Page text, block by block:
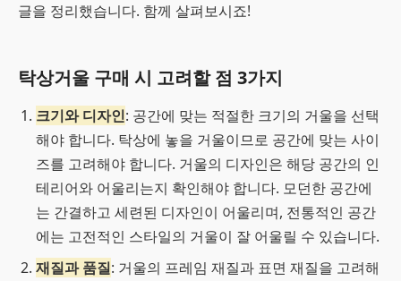
글을 정리했습니다. 함께 살펴보시죠!
탁상거울 구매 시 고려할 점 3가지
크기와 디자인: 공간에 맞는 적절한 크기의 거울을 선택
해야 합니다. 탁상에 놓을 거울이므로 공간에 맞는 사이
즈를 고려해야 합니다. 거울의 디자인은 해당 공간의 인
테리어와 어울리는지 확인해야 합니다. 모던한 공간에
는 간결하고 세련된 디자인이 어울리며, 전통적인 공간
에는 고전적인 스타일의 거울이 잘 어울릴 수 있습니다.
재질과 품질: 거울의 프레임 재질과 표면 재질을 고려해